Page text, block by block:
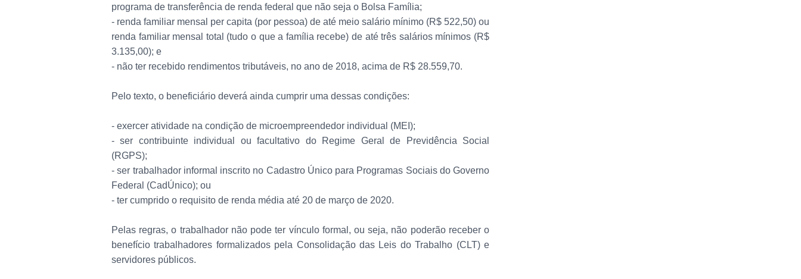
programa de transferência de renda federal que não seja o Bolsa Família;
- renda familiar mensal per capita (por pessoa) de até meio salário mínimo (R$ 522,50) ou
renda familiar mensal total (tudo o que a família recebe) de até três salários mínimos (R$
3.135,00); e
- não ter recebido rendimentos tributáveis, no ano de 2018, acima de R$ 28.559,70.
Pelo texto, o beneficiário deverá ainda cumprir uma dessas condições:
- exercer atividade na condição de microempreendedor individual (MEI);
- ser contribuinte individual ou facultativo do Regime Geral de Previdência Social
(RGPS);
- ser trabalhador informal inscrito no Cadastro Único para Programas Sociais do Governo
Federal (CadÚnico); ou
- ter cumprido o requisito de renda média até 20 de março de 2020.
Pelas regras, o trabalhador não pode ter vínculo formal, ou seja, não poderão receber o
benefício trabalhadores formalizados pela Consolidação das Leis do Trabalho (CLT) e
servidores públicos.